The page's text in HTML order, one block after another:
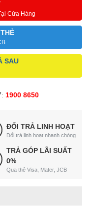
Cửa Hàng
SAU
1900 8650
ĐỔI TRẢ LINH HOẠT
Đổi trả linh hoạt nhanh chóng
TRẢ GÓP LÃI SUẤT
0%
Qua thẻ Visa, Mater, JCB